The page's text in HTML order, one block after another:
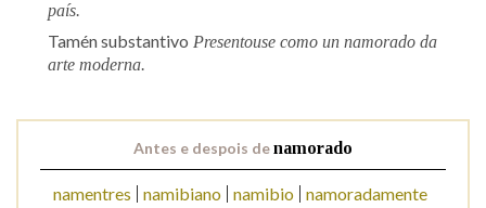
Na fraseoloxía
OUTRAS OPCIÓNS DE BUSCA
Marcas gramaticais
país.
Tamén substantivo Presentouse como un namorado da
arte moderna.
Antes e despois denamorado
namentres namibiano namibio namoradamente